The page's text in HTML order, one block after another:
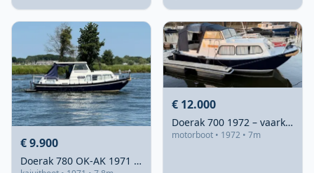
€ 9.900
Doerak 780 OK-AK 1971 – Stalen motorjacht met vleugelkiel
€ 12.000
Doerak 700 1972 – vaarklare klassieker van 7 meter
motorboot • 1972 • 7m